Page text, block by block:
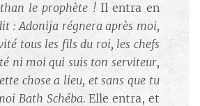
le prophète ! Il entra en
: Adonija régnera après moi,
tous les fils du roi, les chefs
ni moi qui suis ton serviteur,
chose a lieu, et sans que tu
Bath Schéba. Elle entra, et